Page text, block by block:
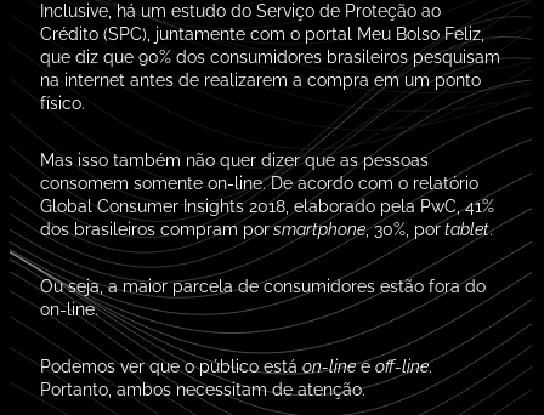
Inclusive, há um estudo do Serviço de Proteção ao
Crédito (SPC), juntamente com o portal Meu Bolso Feliz,
que diz que 90% dos consumidores brasileiros pesquisam
na internet antes de realizarem a compra em um ponto
físico.
Mas isso também não quer dizer que as pessoas
consomem somente on-line. De acordo com o relatório
Global Consumer Insights 2018, elaborado pela PwC, 41%
dos brasileiros compram porsmartphone, 30%, portablet.
Ou seja, a maior parcela de consumidores estão fora do
on-line.
Podemos ver que o público estáon-lineeoff-line.
Portanto, ambos necessitam de atenção.